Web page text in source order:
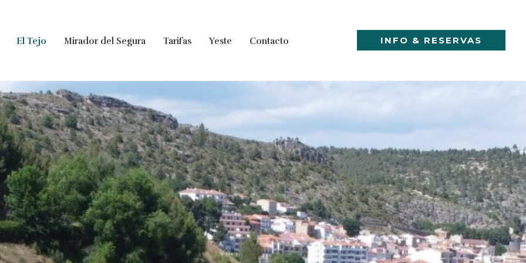
El Tejo Mirador del Segura Tarifas Yeste Contacto INFO & RESERVAS